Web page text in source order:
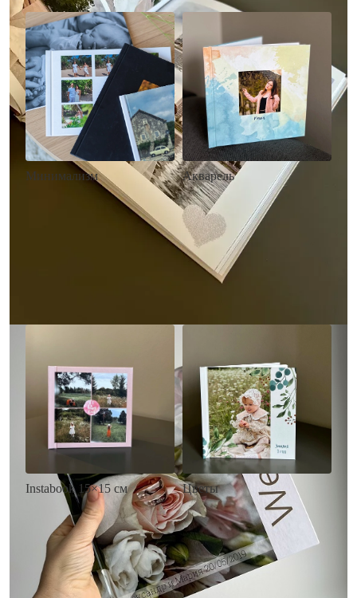
Минимализм Акварель
• Декор в стиле
акварельных красок
• Выбор цвета фона
• Загрузка фото и текста
Заказать
Instabook 15×15 см
• Декор на выбор
• Выбор цвета фона
• Загрузка фото и текста
Заказать
Цветы
• Декор цветы
• Выбор цвета фона
• Загрузка фото и текста
Заказать